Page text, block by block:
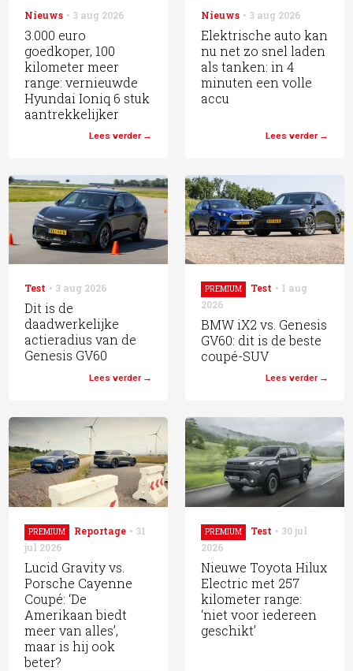
Nieuws 3 aug 2026
3.000 euro
goedkoper, 100
kilometer meer
range: vernieuwde
Hyundai Ioniq 6 stuk
aantrekkelijker
Lees verder
Nieuws 3 aug 2026
Elektrische auto kan
nu net zo snel laden
als tanken: in 4
minuten een volle
accu
Lees verder
Test 3 aug 2026
Dit is de
daadwerkelijke
actieradius van de
Genesis GV60
Lees verder
PREMIUM Test
1 aug
2026
BMW iX2 vs. Genesis
GV60: dit is de beste
coupé-SUV
Lees verder
PREMIUM Reportage
31
jul 2026
Lucid Gravity vs.
Porsche Cayenne
Coupé: ‘De
Amerikaan biedt
meer van alles’,
maar is hij ook
beter?
PREMIUM Test
30 jul
2026
Nieuwe Toyota Hilux
Electric met 257
kilometer range:
‘niet voor iedereen
geschikt’